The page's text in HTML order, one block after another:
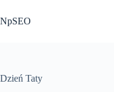
do
treści
NpSEO
Dzień Taty